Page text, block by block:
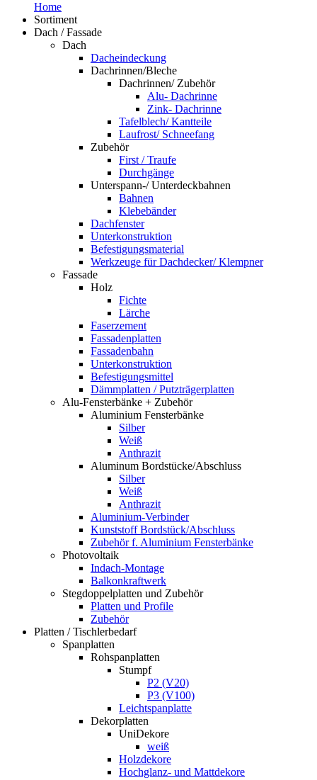
Home
Sortiment
Dach / Fassade
Dach
Dacheindeckung
Dachrinnen/Bleche
Dachrinnen/ Zubehör
Alu- Dachrinne
Zink- Dachrinne
Tafelblech/ Kantteile
Laufrost/ Schneefang
Zubehör
First / Traufe
Durchgänge
Unterspann-/ Unterdeckbahnen
Bahnen
Klebebänder
Dachfenster
Unterkonstruktion
Befestigungsmaterial
Werkzeuge für Dachdecker/ Klempner
Fassade
Holz
Fichte
Lärche
Faserzement
Fassadenplatten
Fassadenbahn
Unterkonstruktion
Befestigungsmittel
Dämmplatten / Putzträgerplatten
Alu-Fensterbänke + Zubehör
Aluminium Fensterbänke
Silber
Weiß
Anthrazit
Aluminum Bordstücke/Abschluss
Silber
Weiß
Anthrazit
Aluminium-Verbinder
Kunststoff Bordstück/Abschluss
Zubehör f. Aluminium Fensterbänke
Photovoltaik
Indach-Montage
Balkonkraftwerk
Stegdoppelplatten und Zubehör
Platten und Profile
Zubehör
Platten / Tischlerbedarf
Spanplatten
Rohspanplatten
Stumpf
P2 (V20)
P3 (V100)
Leichtspanplatte
Dekorplatten
UniDekore
weiß
Holzdekore
Hochglanz- und Mattdekore